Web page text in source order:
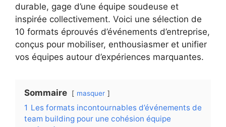
durable, gage d’une équipe soudeuse et
inspirée collectivement. Voici une sélection de
10 formats éprouvés d’événements d’entreprise,
conçus pour mobiliser, enthousiasmer et unifier
vos équipes autour d’expériences marquantes.
Sommaire masquer
1 Les formats incontournables d’événements de
team building pour une cohésion équipe